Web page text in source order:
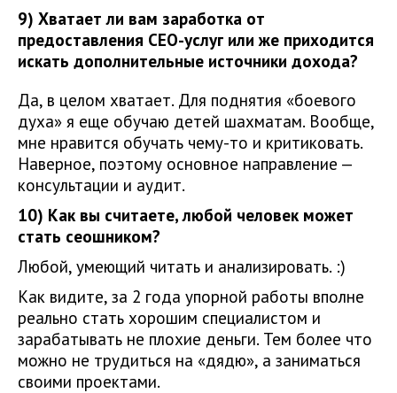
9) Хватает ли вам заработка от
предоставления СЕО-услуг или же приходится
искать дополнительные источники дохода?
Да, в целом хватает. Для поднятия «боевого
духа» я еще обучаю детей шахматам. Вообще,
мне нравится обучать чему-то и критиковать.
Наверное, поэтому основное направление —
консультации и аудит.
10) Как вы считаете, любой человек может
стать сеошником?
Любой, умеющий читать и анализировать. :)
Как видите, за 2 года упорной работы вполне
реально стать хорошим специалистом и
зарабатывать не плохие деньги. Тем более что
можно не трудиться на «дядю», а заниматься
своими проектами.